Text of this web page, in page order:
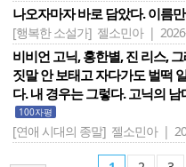
나오자마자 바로 담았다. 이름
[행복한 소설가] 젤소민아 |
비비언 고닉, 홍한별, 진 리스,
짓말 안 보태고 자다가도 벌떡
다. 내 경우는 그렇다. 고닉의
100자평
[연애 시대의 종말] 젤소민아 |